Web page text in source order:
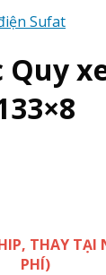
Sufat
Quy
THAY
PHÍ)